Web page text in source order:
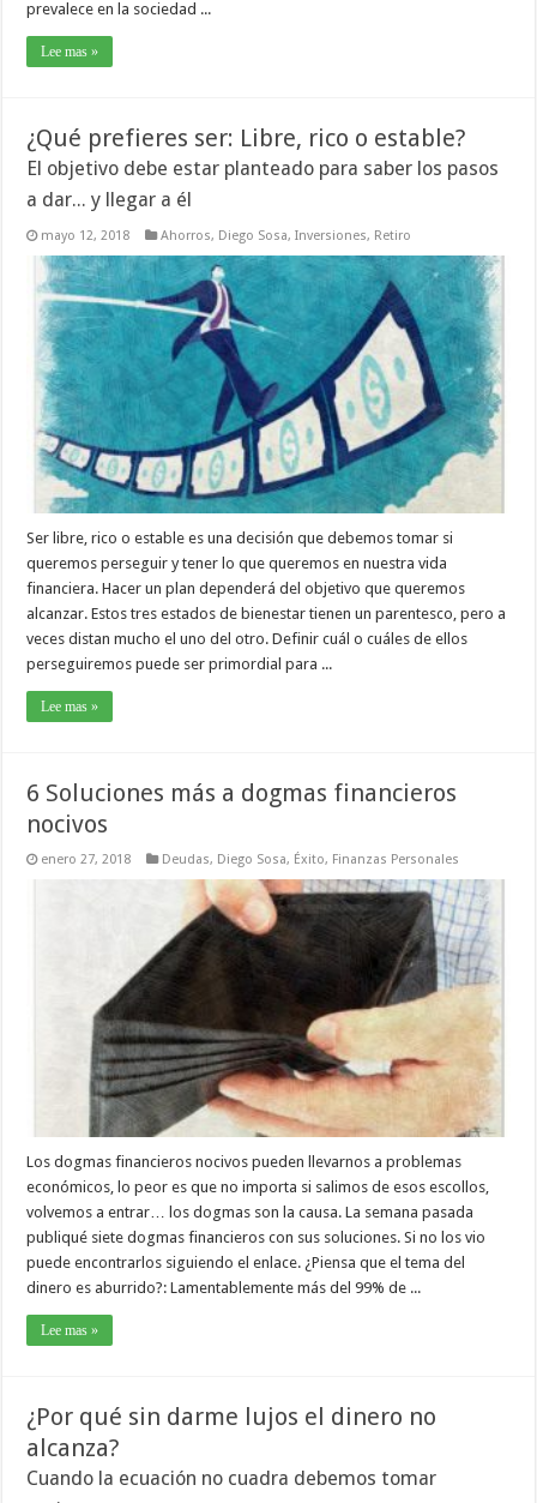
prevalece en la sociedad ...
Lee mas »
¿Qué prefieres ser: Libre, rico o estable?
El objetivo debe estar planteado para saber los pasos
a dar... y llegar a él
mayo 12, 2018 Ahorros, Diego Sosa,Inversiones, Retiro
Ser libre, rico o estable es una decisión que debemos tomar si
queremos perseguir y tener lo que queremos en nuestra vida
financiera. Hacer un plan dependerá del objetivo que queremos
alcanzar. Estos tres estados de bienestar tienen un parentesco, pero a
veces distan mucho el uno del otro. Definir cuál o cuáles de ellos
perseguiremos puede ser primordial para ...
Lee mas »
6 Soluciones más a dogmas financieros
nocivos
enero 27, 2018 Deudas, Diego Sosa, Éxito, Finanzas Personales
Los dogmas financieros nocivos pueden llevarnos a problemas
económicos, lo peor es que no importa si salimos de esos escollos,
volvemos a entrar… los dogmas son la causa. La semana pasada
publiqué siete dogmas financieros con sus soluciones. Si no los vio
puede encontrarlos siguiendo el enlace. ¿Piensa que el tema del
dinero es aburrido?: Lamentablemente más del 99% de ...
Lee mas »
¿Por qué sin darme lujos el dinero no
alcanza?
Cuando la ecuación no cuadra debemos tomar